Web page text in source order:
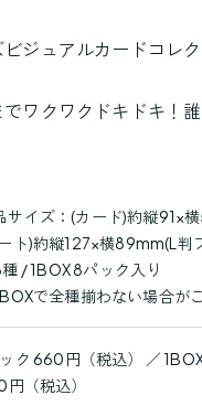
ジュアルカードコレ
ワクワクドキドキ！
サイズ：(カード)約縦91×
ト)約縦127×横89mm(L判
/ 1BOX 8パック入り
で全種揃わない場合が
ク 660円（税込） ／
（税込）